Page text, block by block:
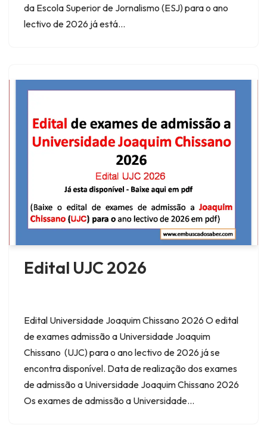
da Escola Superior de Jornalismo (ESJ) para o ano
lectivo de 2026 já está…
Edital UJC 2026
Edital Universidade Joaquim Chissano 2026 O edital
de exames admissão a Universidade Joaquim
Chissano (UJC) para o ano lectivo de 2026 já se
encontra disponível. Data de realização dos exames
de admissão a Universidade Joaquim Chissano 2026
Os exames de admissão a Universidade…